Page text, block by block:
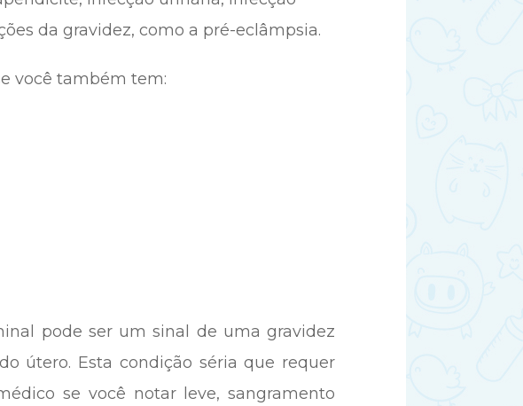
da gravidez, como a pré-eclâmpsia.
você também tem:
pode ser um sinal de uma gravidez
útero. Esta condição séria que requer
se você notar leve, sangramento